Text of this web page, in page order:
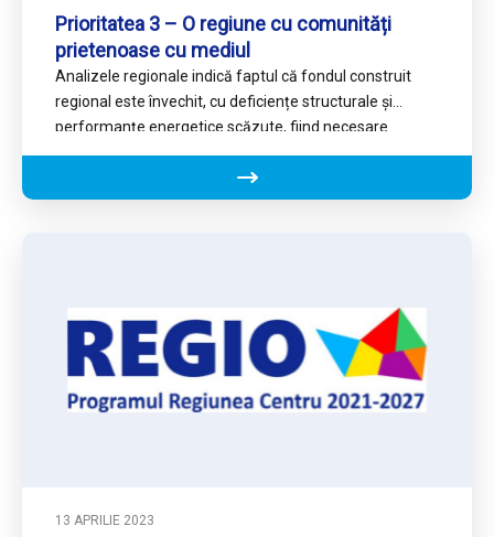
Prioritatea 3 – O regiune cu comunități
prietenoase cu mediul
Analizele regionale indică faptul că fondul construit
regional este învechit, cu deficiențe structurale și
performanțe energetice scăzute, fiind necesare
măsuri pentru reabilitarea energetică și reducerea…
13 APRILIE 2023